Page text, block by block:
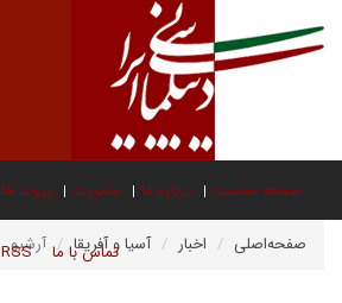
صفحه نخست درباره ما عضویت پیوند ها
تماس با ما RSS صفحه‌اصلی اخبار آسیا و آفریقا آرشیو